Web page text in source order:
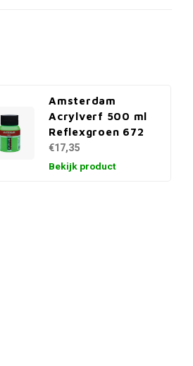
Amsterdam
Acrylverf 500 ml
Reflexgroen 672
€17,35
Bekijk product